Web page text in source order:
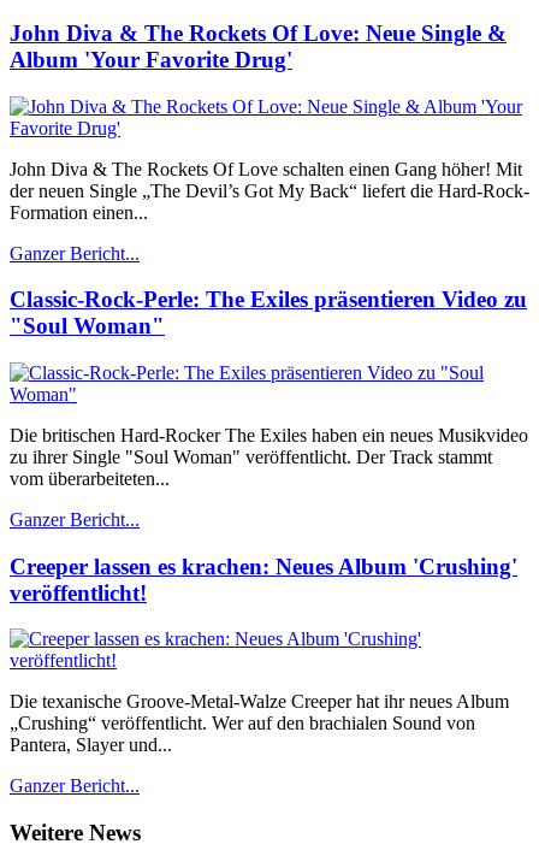
John Diva & The Rockets Of Love: Neue Single &
Album 'Your Favorite Drug'
John Diva & The Rockets Of Love schalten einen Gang höher! Mit
der neuen Single „The Devil’s Got My Back“ liefert die Hard-Rock-
Formation einen...
Ganzer Bericht...
Classic-Rock-Perle: The Exiles präsentieren Video zu
"Soul Woman"
Die britischen Hard-Rocker The Exiles haben ein neues Musikvideo
zu ihrer Single "Soul Woman" veröffentlicht. Der Track stammt
vom überarbeiteten...
Ganzer Bericht...
Creeper lassen es krachen: Neues Album 'Crushing'
veröffentlicht!
Die texanische Groove-Metal-Walze Creeper hat ihr neues Album
„Crushing“ veröffentlicht. Wer auf den brachialen Sound von
Pantera, Slayer und...
Ganzer Bericht...
Weitere News